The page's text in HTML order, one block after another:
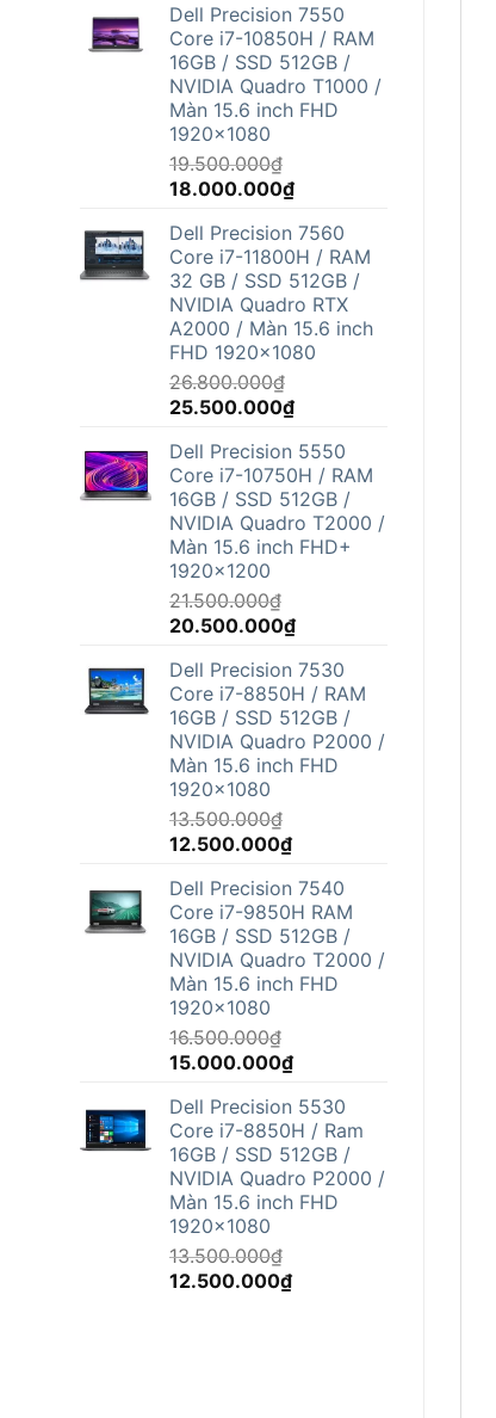
là:
11.500.000₫.
tại
là:
10.000.000₫.
Dell Precision 7550
Core i7-10850H / RAM
16GB / SSD 512GB /
NVIDIA Quadro T1000 /
Màn 15.6 inch FHD
1920x1080
19.500.000₫
Giá
là:
19.500.000₫.
18.000.000₫Giá
tại
là:
18.000.000₫.
Dell Precision 7560
Core i7-11800H / RAM
32 GB / SSD 512GB /
NVIDIA Quadro RTX
A2000 / Màn 15.6 inch
FHD 1920x1080
26.800.000₫
Giá
là:
26.800.000₫.
25.500.000₫Giá
tại
là:
25.500.000₫.
Dell Precision 5550
Core i7-10750H / RAM
16GB / SSD 512GB /
NVIDIA Quadro T2000 /
Màn 15.6 inch FHD+
1920x1200
21.500.000₫
Giá
là:
21.500.000₫.
20.500.000₫Giá
tại
là:
20.500.000₫.
Dell Precision 7530
Core i7-8850H / RAM
16GB / SSD 512GB /
NVIDIA Quadro P2000 /
Màn 15.6 inch FHD
1920x1080
13.500.000₫
Giá
là:
13.500.000₫.
12.500.000₫Giá
tại
là:
12.500.000₫.
Dell Precision 7540
Core i7-9850H RAM
16GB / SSD 512GB /
NVIDIA Quadro T2000 /
Màn 15.6 inch FHD
1920x1080
16.500.000₫
Giá
là:
16.500.000₫.
15.000.000₫Giá
tại
là:
15.000.000₫.
Dell Precision 5530
Core i7-8850H / Ram
16GB / SSD 512GB /
NVIDIA Quadro P2000 /
Màn 15.6 inch FHD
1920x1080
13.500.000₫
Giá
12.500.000₫Giá